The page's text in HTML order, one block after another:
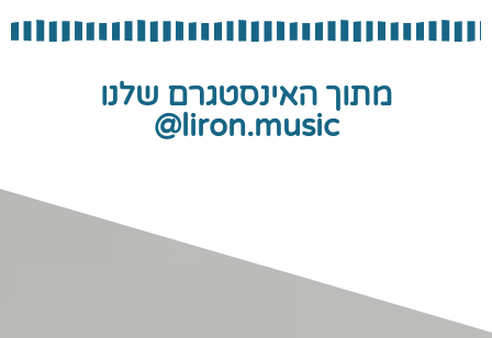
מתוך האינסטגרם שלנו
liron.music@